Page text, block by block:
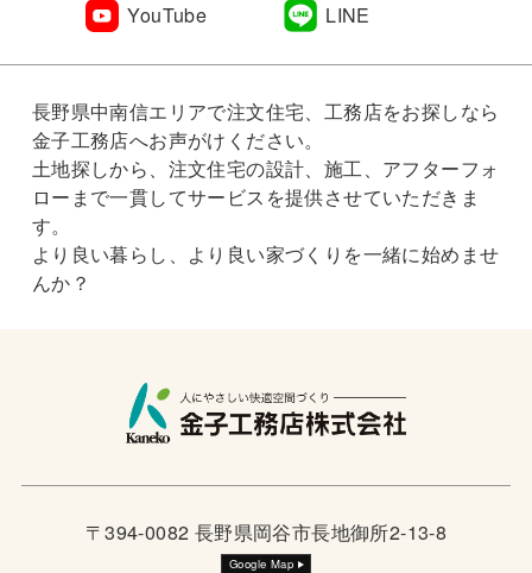
YouTube
LINE
長野県中南信エリアで注文住宅、工務店をお探しなら
金子工務店へお声がけください。
土地探しから、注文住宅の設計、施工、アフターフォ
ローまで一貫してサービスを提供させていただきま
す。
より良い暮らし、より良い家づくりを一緒に始めませ
んか？
〒394-0082 長野県岡谷市長地御所2-13-8
Google Map